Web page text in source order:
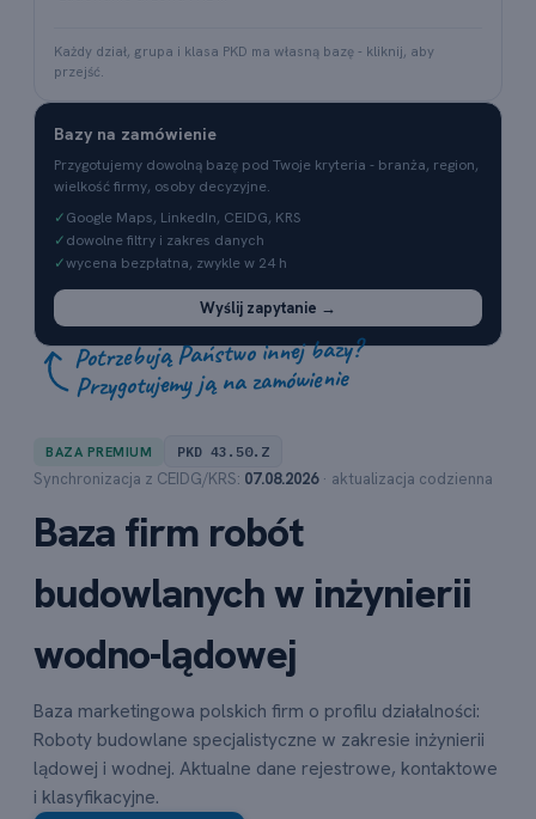
Każdy dział, grupa i klasa PKD ma własną bazę - kliknij, aby
przejść.
Bazy na zamówienie
Przygotujemy dowolną bazę pod Twoje kryteria - branża, region,
wielkość firmy, osoby decyzyjne.
✓Google Maps, LinkedIn, CEIDG, KRS
✓dowolne filtry i zakres danych
✓wycena bezpłatna, zwykle w 24 h
Wyślij zapytanie →
Potrzebują Państwo innej bazy?
Przygotujemy ją na zamówienie
BAZA PREMIUM PKD 43.50.Z
Synchronizacja z CEIDG/KRS: 07.08.2026· aktualizacja codzienna
Baza firm robót
budowlanych w inżynierii
wodno-lądowej
Baza marketingowa polskich firm o profilu działalności:
Roboty budowlane specjalistyczne w zakresie inżynierii
lądowej i wodnej. Aktualne dane rejestrowe, kontaktowe
i klasyfikacyjne.